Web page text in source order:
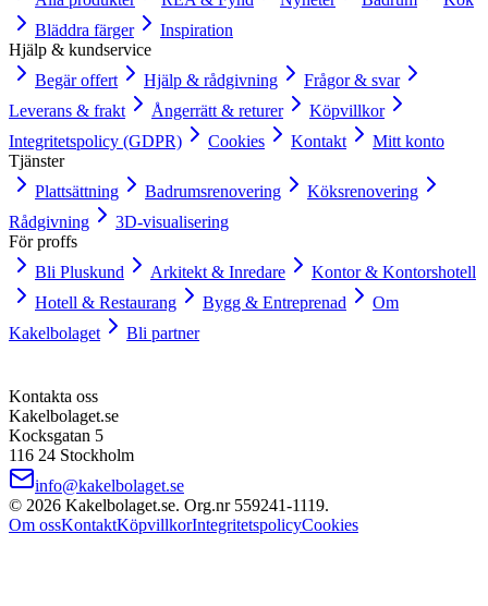
Bläddra färger
Inspiration
Hjälp & kundservice
Begär offert
Hjälp & rådgivning
Frågor & svar
Leverans & frakt
Ångerrätt & returer
Köpvillkor
Integritetspolicy (GDPR)
Cookies Kontakt
Mitt konto
Tjänster
Plattsättning
Badrumsrenovering
Köksrenovering
Rådgivning
3D-visualisering
För proffs
Bli Pluskund
Arkitekt & Inredare
Kontor & Kontorshotell
Hotell & Restaurang
Bygg & Entreprenad
Om
Kakelbolaget
Bli partner
Kontakta oss
Kakelbolaget.se
Kocksgatan 5
116 24 Stockholm
info@kakelbolaget.se
© 2026 Kakelbolaget.se. Org.nr 559241‑1119.
Om ossKontaktKöpvillkorIntegritetspolicyCookies